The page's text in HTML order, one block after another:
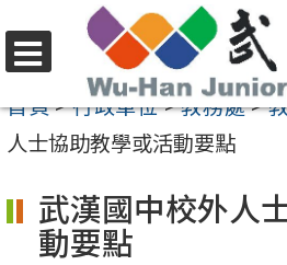
至
要
容
選
單
首頁>行政單位>教務處>
人士協助教學或活動要點
武漢國中校外人
動要點